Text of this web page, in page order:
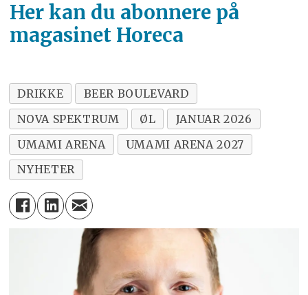
Her kan du abonnere på
magasinet Horeca
DRIKKE
BEER BOULEVARD
NOVA SPEKTRUM
ØL
JANUAR 2026
UMAMI ARENA
UMAMI ARENA 2027
NYHETER